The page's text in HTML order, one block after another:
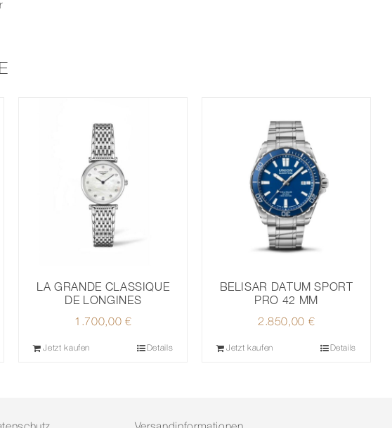
LA GRANDE CLASSIQUE
DE LONGINES
1.700,00 €
Jetzt kaufen Details
BELISAR DATUM SPORT
PRO 42 MM
2.850,00 €
Jetzt kaufen Details